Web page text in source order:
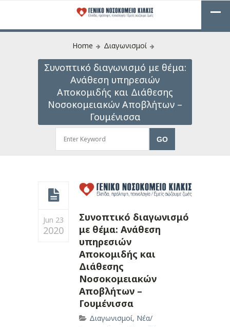
Home Διαγωνισμοί
Συνοπτικό διαγωνισμό με θέμα:
Ανάθεση υπηρεσιών
Αποκομιδής και Διάθεσης
Νοσοκομειακών Αποβλήτων –
Γουμένισσα
Jun 23
2020
Συνοπτικό διαγωνισμό
με θέμα: Ανάθεση
υπηρεσιών
Αποκομιδής και
Διάθεσης
Νοσοκομειακών
Αποβλήτων –
Γουμένισσα
Διαγωνισμοί, Νέα/